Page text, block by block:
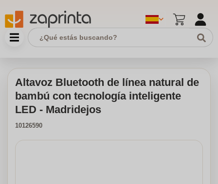
Altavoz Bluetooth de línea natural de
bambú con tecnología inteligente
LED - Madridejos
10126590